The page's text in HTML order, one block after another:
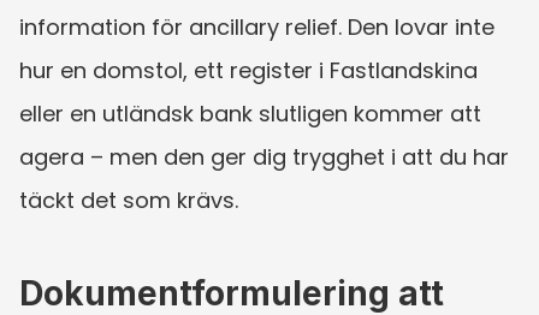
information för ancillary relief. Den lovar inte
hur en domstol, ett register i Fastlandskina
eller en utländsk bank slutligen kommer att
agera – men den ger dig trygghet i att du har
täckt det som krävs.
Dokumentformulering att